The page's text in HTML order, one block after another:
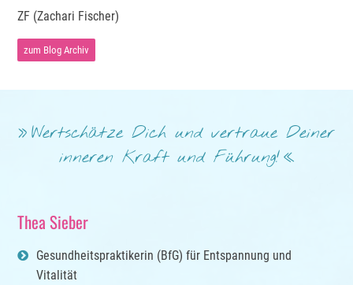
ZF (Zachari Fischer)
zum Blog Archiv
Wertschätze Dich und vertraue Deiner
inneren Kraft und Führung!
Thea Sieber
Gesundheitspraktikerin (BfG) für Entspannung und
Vitalität